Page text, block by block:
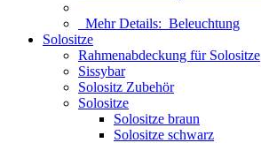
Mehr Details: Beleuchtung
Solositze
Rahmenabdeckung für Solositze
Sissybar
Solositz Zubehör
Solositze
Solositze braun
Solositze schwarz